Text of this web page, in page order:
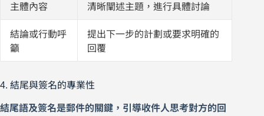
主體內容 清晰闡述主題，進行具體討論
結論或行動呼
籲
提出下一步的計劃或要求明確的
回覆
4. 結尾與簽名的專業性
結尾語及簽名是郵件的關鍵，引導收件人思考對方的回